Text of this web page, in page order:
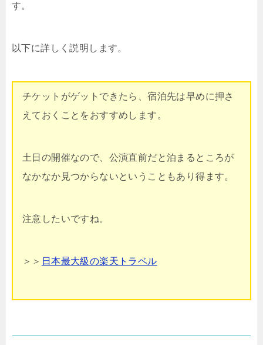
す。
以下に詳しく説明します。
チケットがゲットできたら、宿泊先は早めに押さ
えておくことをおすすめします。
土日の開催なので、公演直前だと泊まるところが
なかなか見つからないということもあり得ます。
注意したいですね。
＞＞ 日本最大級の楽天トラベル